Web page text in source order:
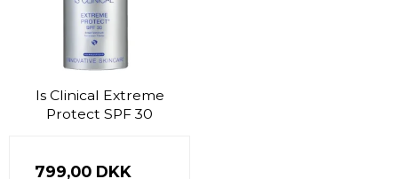
Is Clinical Extreme
Protect SPF 30
799,00 DKK